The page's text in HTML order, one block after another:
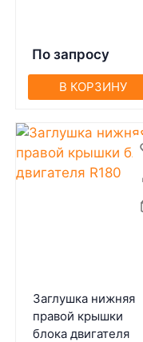
По запросу
В КОРЗИНУ
Заглушка нижняя
правой крышки
блока двигателя